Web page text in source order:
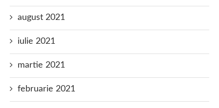
august 2021
iulie 2021
martie 2021
februarie 2021